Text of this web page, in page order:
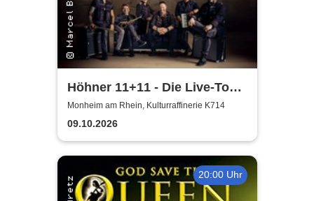
Höhner 11+11 - Die Live-Tour
2025/26
Monheim am Rhein, Kulturraffinerie K714
09.10.2026
20:00 Uhr